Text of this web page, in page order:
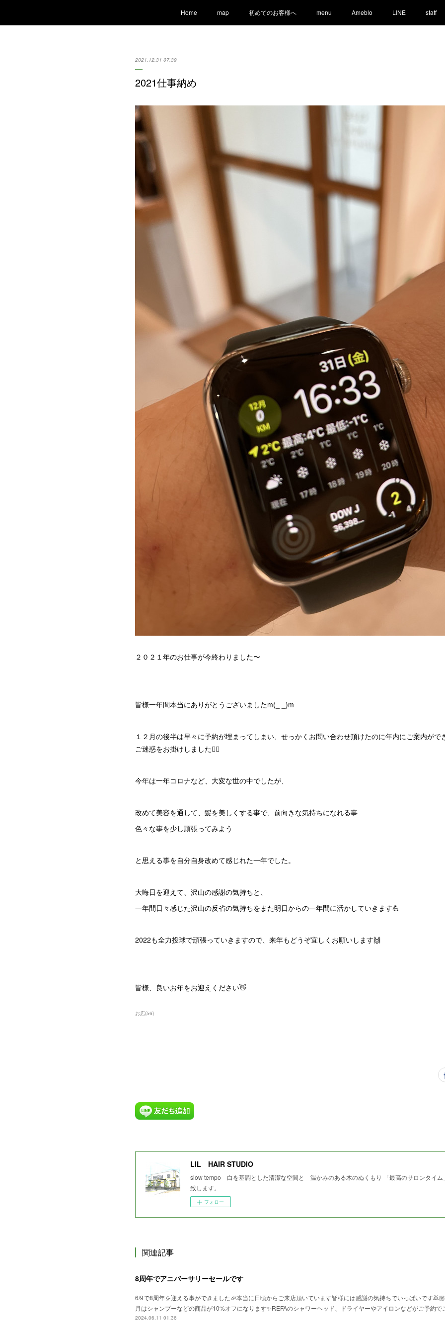
Home map 初めてのお客様へ menu Ameblo LINE staff
2021.12.31 07:39
2021仕事納め
２０２１年のお仕事が今終わりました〜
皆様一年間本当にありがとうございましたm(_ _)m
１２月の後半は早々に予約が埋まってしまい、せっかくお問い合わせ頂けたのに年内にご案内が
ご迷惑をお掛けしました🙇‍♂️
今年は一年コロナなど、大変な世の中でしたが、
改めて美容を通して、髪を美しくする事で、前向きな気持ちになれる事
色々な事を少し頑張ってみよう
と思える事を自分自身改めて感じれた一年でした。
大晦日を迎えて、沢山の感謝の気持ちと、
一年間日々感じた沢山の反省の気持ちをまた明日からの一年間に活かしていきます💪
2022も全力投球で頑張っていきますので、来年もどうぞ宜しくお願いします🙌
皆様、良いお年をお迎えください👋
お店(56)
LIL HAIR STUDIO
slow tempo 白を基調とした清潔な空間と 温かみのある木のぬくもり 「最高のサロンタイム
致します。
フォロー
関連記事
8周年でアニバーサリーセールです
6/9で8周年を迎える事ができました🎉本当に日頃からご来店頂いています皆様には感謝の気持ちでいっぱいです
月はシャンプーなどの商品が10%オフになります✨REFAのシャワーヘッド、ドライヤーやアイロンなどがご予約
2024.06.11 01:36